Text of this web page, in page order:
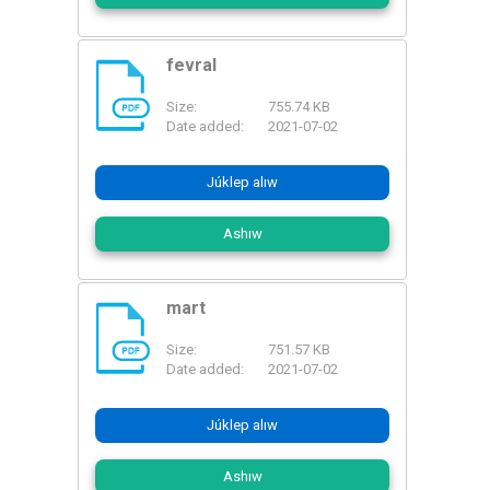
PDF
fevral
Size:
755.74 KB
Date added:
2021-07-02
Júklep alıw
Ashıw
PDF
mart
Size:
751.57 KB
Date added:
2021-07-02
Júklep alıw
Ashıw